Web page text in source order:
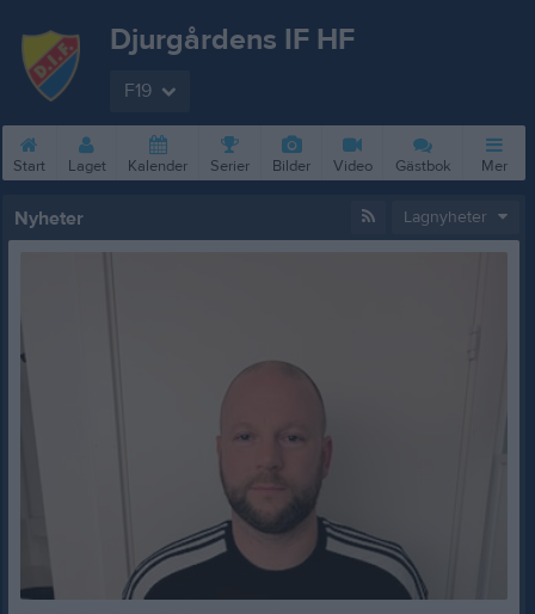
Djurgårdens IF HF
F19
Start Laget Kalender Serier Bilder Video Gästbok Mer
Nyheter Lagnyheter